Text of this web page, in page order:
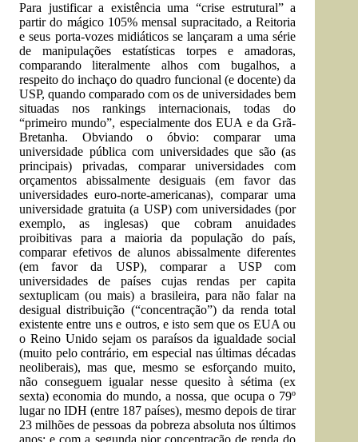
Para justificar a existência uma “crise estrutural” a
partir do mágico 105% mensal supracitado, a Reitoria
e seus porta-vozes midiáticos se lançaram a uma série
de manipulações estatísticas torpes e amadoras,
comparando literalmente alhos com bugalhos, a
respeito do inchaço do quadro funcional (e docente) da
USP, quando comparado com os de universidades bem
situadas nos rankings internacionais, todas do
“primeiro mundo”, especialmente dos EUA e da Grã-
Bretanha. Obviando o óbvio: comparar uma
universidade pública com universidades que são (as
principais) privadas, comparar universidades com
orçamentos abissalmente desiguais (em favor das
universidades euro-norte-americanas), comparar uma
universidade gratuita (a USP) com universidades (por
exemplo, as inglesas) que cobram anuidades
proibitivas para a maioria da população do país,
comparar efetivos de alunos abissalmente diferentes
(em favor da USP), comparar a USP com
universidades de países cujas rendas per capita
sextuplicam (ou mais) a brasileira, para não falar na
desigual distribuição (“concentração”) da renda total
existente entre uns e outros, e isto sem que os EUA ou
o Reino Unido sejam os paraísos da igualdade social
(muito pelo contrário, em especial nas últimas décadas
neoliberais), mas que, mesmo se esforçando muito,
não conseguem igualar nesse quesito à sétima (ex
sexta) economia do mundo, a nossa, que ocupa o 79º
lugar no IDH (entre 187 países), mesmo depois de tirar
23 milhões de pessoas da pobreza absoluta nos últimos
anos; e com a segunda pior concentração de renda do